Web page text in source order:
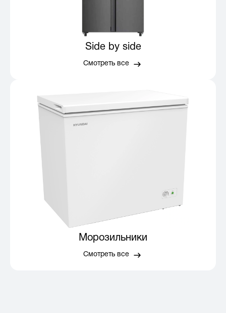
Side by side
Смотреть все
Морозильники
Смотреть все